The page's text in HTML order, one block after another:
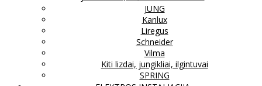
JUNG
Kanlux
Liregus
Schneider
Vilma
Kiti lizdai, jungikliai, ilgintuvai
SPRING